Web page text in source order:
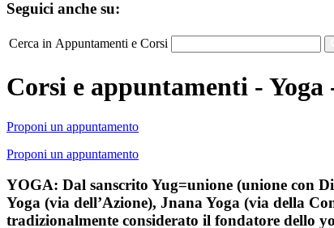
Seguici anche su:
Cerca in Appuntamenti e Corsi
Corsi e appuntamenti - Yoga
Proponi un appuntamento
Proponi un appuntamento
YOGA: Dal sanscrito Yug=unione (unione con
Yoga (via dell’Azione), Jnana Yoga (via della
tradizionalmente considerato il fondatore dello